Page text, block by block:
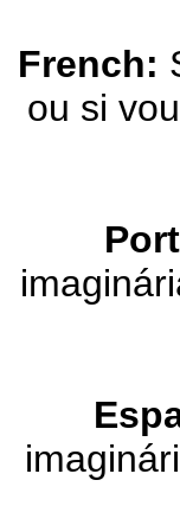
French:
ou si